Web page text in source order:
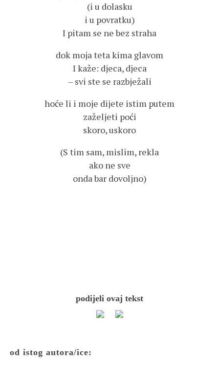
(i u dolasku
i u povratku)
I pitam se ne bez straha
dok moja teta kima glavom
I kaže: djeca, djeca
– svi ste se razbježali
hoće li i moje dijete istim putem
zaželjeti poći
skoro, uskoro
(S tim sam, mislim, rekla
ako ne sve
onda bar dovoljno)
podijeli ovaj tekst
od istog autora/ice: